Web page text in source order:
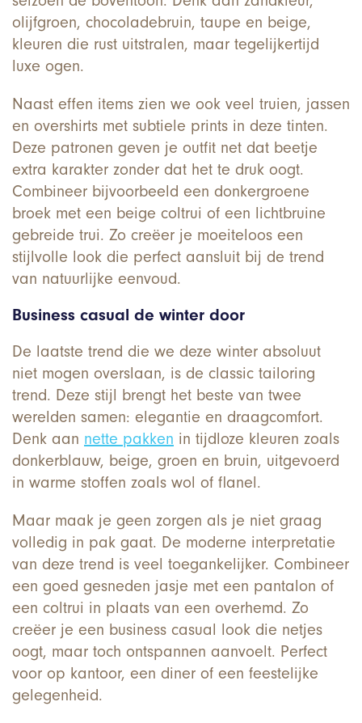
olijfgroen, chocoladebruin, taupe en beige,
kleuren die rust uitstralen, maar tegelijkertijd
luxe ogen.
Naast effen items zien we ook veel truien, jassen
en overshirts met subtiele prints in deze tinten.
Deze patronen geven je outfit net dat beetje
extra karakter zonder dat het te druk oogt.
Combineer bijvoorbeeld een donkergroene
broek met een beige coltrui of een lichtbruine
gebreide trui. Zo creëer je moeiteloos een
stijlvolle look die perfect aansluit bij de trend
van natuurlijke eenvoud.
Business casual de winter door
De laatste trend die we deze winter absoluut
niet mogen overslaan, is de classic tailoring
trend. Deze stijl brengt het beste van twee
werelden samen: elegantie en draagcomfort.
Denk aan nette pakken in tijdloze kleuren zoals
donkerblauw, beige, groen en bruin, uitgevoerd
in warme stoffen zoals wol of flanel.
Maar maak je geen zorgen als je niet graag
volledig in pak gaat. De moderne interpretatie
van deze trend is veel toegankelijker. Combineer
een goed gesneden jasje met een pantalon of
een coltrui in plaats van een overhemd. Zo
creëer je een business casual look die netjes
oogt, maar toch ontspannen aanvoelt. Perfect
voor op kantoor, een diner of een feestelijke
gelegenheid.